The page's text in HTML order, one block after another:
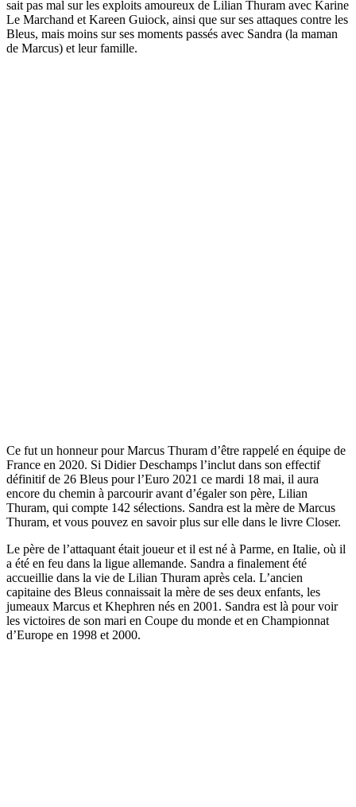
sait pas mal sur les exploits amoureux de Lilian Thuram avec Karine
Le Marchand et Kareen Guiock, ainsi que sur ses attaques contre les
Bleus, mais moins sur ses moments passés avec Sandra (la maman
de Marcus) et leur famille.
Ce fut un honneur pour Marcus Thuram d’être rappelé en équipe de
France en 2020. Si Didier Deschamps l’inclut dans son effectif
définitif de 26 Bleus pour l’Euro 2021 ce mardi 18 mai, il aura
encore du chemin à parcourir avant d’égaler son père, Lilian
Thuram, qui compte 142 sélections. Sandra est la mère de Marcus
Thuram, et vous pouvez en savoir plus sur elle dans le livre Closer.
Le père de l’attaquant était joueur et il est né à Parme, en Italie, où il
a été en feu dans la ligue allemande. Sandra a finalement été
accueillie dans la vie de Lilian Thuram après cela. L’ancien
capitaine des Bleus connaissait la mère de ses deux enfants, les
jumeaux Marcus et Khephren nés en 2001. Sandra est là pour voir
les victoires de son mari en Coupe du monde et en Championnat
d’Europe en 1998 et 2000.